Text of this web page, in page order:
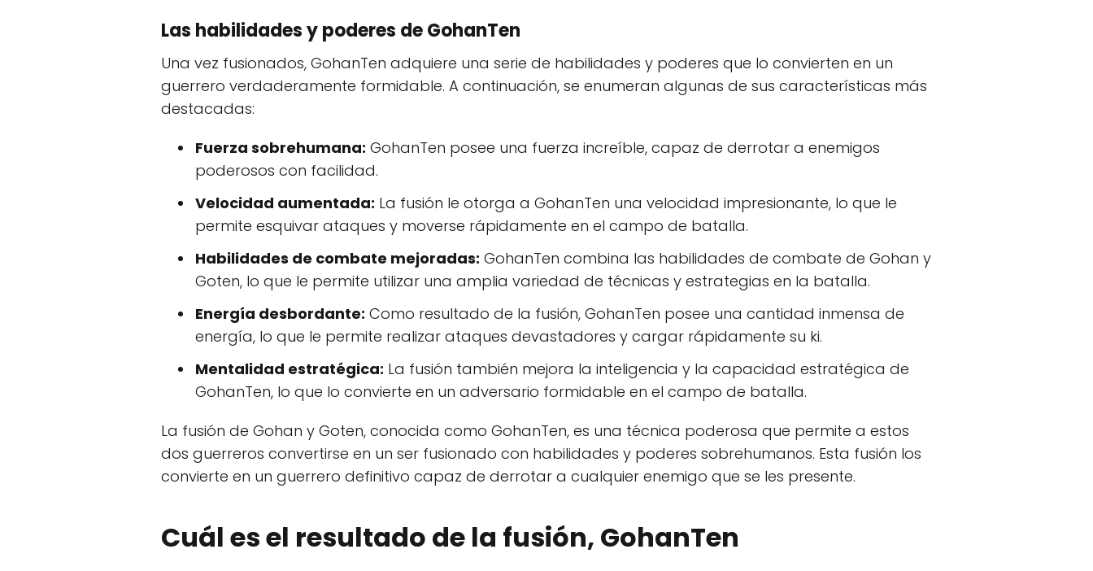
Las habilidades y poderes de GohanTen
Una vez fusionados, GohanTen adquiere una serie de habilidades y poderes que lo convierten en un
guerrero verdaderamente formidable. A continuación, se enumeran algunas de sus características más
destacadas:
Fuerza sobrehumana: GohanTen posee una fuerza increíble, capaz de derrotar a enemigos
poderosos con facilidad.
Velocidad aumentada: La fusión le otorga a GohanTen una velocidad impresionante, lo que le
permite esquivar ataques y moverse rápidamente en el campo de batalla.
Habilidades de combate mejoradas: GohanTen combina las habilidades de combate de Gohan y
Goten, lo que le permite utilizar una amplia variedad de técnicas y estrategias en la batalla.
Energía desbordante: Como resultado de la fusión, GohanTen posee una cantidad inmensa de
energía, lo que le permite realizar ataques devastadores y cargar rápidamente su ki.
Mentalidad estratégica: La fusión también mejora la inteligencia y la capacidad estratégica de
GohanTen, lo que lo convierte en un adversario formidable en el campo de batalla.
La fusión de Gohan y Goten, conocida como GohanTen, es una técnica poderosa que permite a estos
dos guerreros convertirse en un ser fusionado con habilidades y poderes sobrehumanos. Esta fusión los
convierte en un guerrero definitivo capaz de derrotar a cualquier enemigo que se les presente.
Cuál es el resultado de la fusión, GohanTen